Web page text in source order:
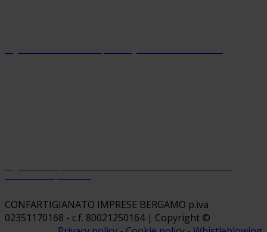
CONFARTIGIANATO IMPRESE BERGAMO p.iva
02351170168 - c.f. 80021250164 | Copyright ©